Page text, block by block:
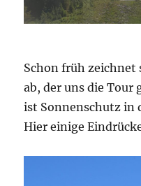
Schon früh zeichnet
ab, der uns die Tour
ist Sonnenschutz in
Hier einige